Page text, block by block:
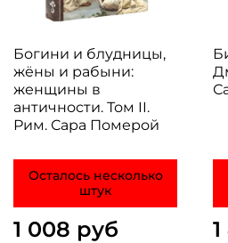
Богини и блудницы,
жёны и рабыни:
женщины в
античности. Том II.
Рим. Сара Померой
Осталось несколько
штук
1 008 руб